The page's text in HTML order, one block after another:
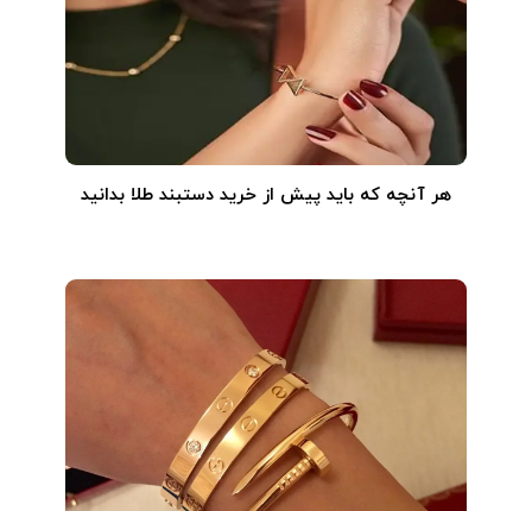
هر آنچه که باید پیش از خرید دستبند طلا بدانید